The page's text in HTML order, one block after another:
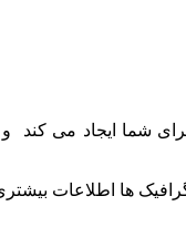
شما ایجاد می کند
گرافیک ها اطلاعات